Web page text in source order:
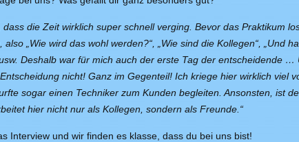
dass die Zeit wirklich super schnell verging. Bevor das Praktikum
„Wie wird das wohl werden?“, „Wie sind die Kollegen“, „Und
Deshalb war für mich auch der erste Tag der entscheidende …
nicht! Ganz im Gegenteil! Ich kriege hier wirklich viel
sogar einen Techniker zum Kunden begleiten. Ansonsten, ist
hier nicht nur als Kollegen, sondern als Freunde.“
Interview und wir finden es klasse, dass du bei uns bist!